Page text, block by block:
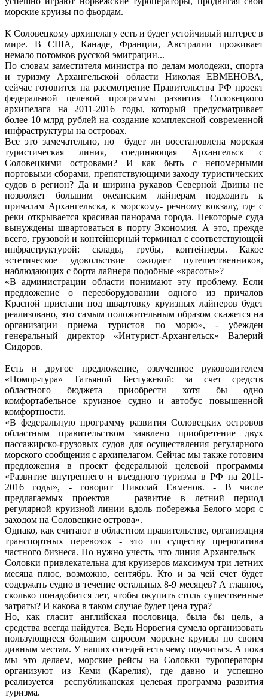
морские круизы по фьордам.
К Соловецкому архипелагу есть и будет устойчивый интерес в
мире. В США, Канаде, Франции, Австралии проживает
немало потомков русской эмиграции...
По словам заместителя министра по делам молодежи, спорта
и туризму Архангельской области Николая ЕВМЕНОВА,
сейчас готовится на рассмотрение Правительства РФ проект
федеральной целевой программы развития Соловецкого
архипелага на 2011-2016 годы, который предусматривает
более 10 млрд рублей на создание комплексной современной
инфраструктуры на островах.
Все это замечательно, но будет ли восстановлена морская
туристическая линия, соединяющая Архангельск с
Соловецкими островами? И как быть с непомерными
портовыми сборами, препятствующими заходу туристических
судов в регион? Да и ширина рукавов Северной Двины не
позволяет большим океанским лайнерам подходить к
причалам Архангельска, к морскому- речному вокзалу, где с
реки открывается красивая панорама города. Некоторые суда
вынуждены швартоваться в порту Экономия. А это, прежде
всего, грузовой и контейнерный терминал с соответствующей
инфраструктурой: склады, трубы, контейнеры. Какое
эстетическое удовольствие ожидает путешественников,
наблюдающих с борта лайнера подобные «красоты»?
«В администрации области понимают эту проблему. Если
предложение о переоборудовании одного из причалов
Красной пристани под швартовку круизных лайнеров будет
реализовано, это самым положительным образом скажется на
организации приема туристов по морю», - убежден
генеральный директор «Интурист-Архангельск» Валерий
Сидоров.
Есть и другое предложение, озвученное руководителем
«Помор-тура» Татьяной Бестужевой: за счет средств
областного бюджета приобрести хотя бы одно
комфортабельное круизное судно и автобус повышенной
комфортности.
«В федеральную программу развития Соловецких островов
областным правительством заявлено приобретение двух
пассажирско-грузовых судов для осуществления регулярного
морского сообщения с архипелагом. Сейчас мы также готовим
предложения в проект федеральной целевой программы
«Развитие внутреннего и въездного туризма в РФ на 2011-
2016 годы», - говорит Николай Евменов. - В числе
предлагаемых проектов – развитие в летний период
регулярной круизной линии вдоль побережья Белого моря с
заходом на Соловецкие острова».
Однако, как считают в областном правительстве, организация
транспортных перевозок - это по существу прерогатива
частного бизнеса. Но нужно учесть, что линия Архангельск –
Соловки привлекательна для круизеров максимум три летних
месяца плюс, возможно, сентябрь. Кто и за чей счет будет
содержать судно в течение остальных 8-9 месяцев? А главное,
сколько понадобится лет, чтобы окупить столь существенные
затраты? И какова в таком случае будет цена тура?
Но, как гласит английская пословица, была бы цель, а
средства всегда найдутся. Ведь Норвегия сумела организовать
пользующиеся большим спросом морские круизы по своим
дивным местам. У наших соседей есть чему поучиться. А пока
мы это делаем, морские рейсы на Соловки туроператоры
организуют из Кеми (Карелия), где давно и успешно
реализуется республиканская целевая программа развития
туризма.